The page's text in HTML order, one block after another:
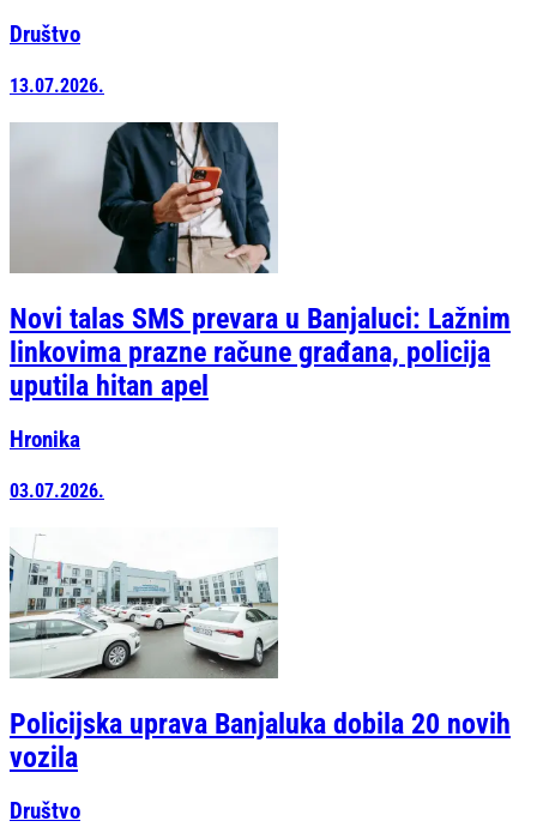
Društvo
13.07.2026.
Novi talas SMS prevara u Banjaluci: Lažnim
linkovima prazne račune građana, policija
uputila hitan apel
Hronika
03.07.2026.
Policijska uprava Banjaluka dobila 20 novih
vozila
Društvo